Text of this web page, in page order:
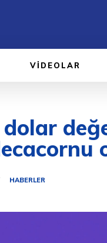
VIDEOLAR
HABERLER